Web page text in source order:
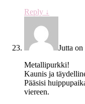
Reply ↓
Jutta on
Metallipurkki!
Kaunis ja
Pääsisi
viereen.